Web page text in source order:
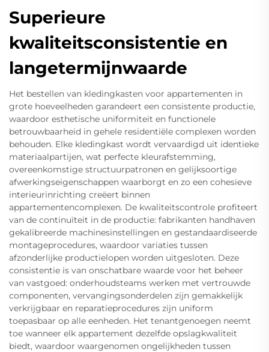
Superieure
kwaliteitsconsistentie en
langetermijnwaarde
Het bestellen van kledingkasten voor appartementen in
grote hoeveelheden garandeert een consistente productie,
waardoor esthetische uniformiteit en functionele
betrouwbaarheid in gehele residentiële complexen worden
behouden. Elke kledingkast wordt vervaardigd uit identieke
materiaalpartijen, wat perfecte kleurafstemming,
overeenkomstige structuurpatronen en gelijksoortige
afwerkingseigenschappen waarborgt en zo een cohesieve
interieurinrichting creëert binnen
appartementencomplexen. De kwaliteitscontrole profiteert
van de continuïteit in de productie: fabrikanten handhaven
gekalibreerde machinesinstellingen en gestandaardiseerde
montageprocedures, waardoor variaties tussen
afzonderlijke productielopen worden uitgesloten. Deze
consistentie is van onschatbare waarde voor het beheer
van vastgoed: onderhoudsteams werken met vertrouwde
componenten, vervangingsonderdelen zijn gemakkelijk
verkrijgbaar en reparatieprocedures zijn uniform
toepasbaar op alle eenheden. Het tenantgenoegen neemt
toe wanneer elk appartement dezelfde opslagkwaliteit
biedt, waardoor waargenomen ongelijkheden tussen